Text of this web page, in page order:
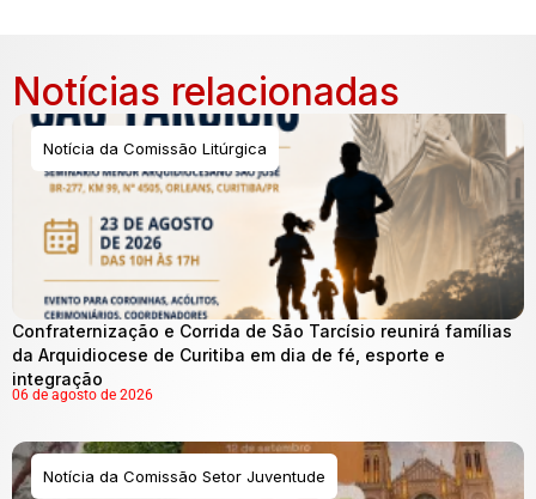
Notícias relacionadas
Notícia da Comissão Litúrgica
Confraternização e Corrida de São Tarcísio reunirá famílias
da Arquidiocese de Curitiba em dia de fé, esporte e
integração
06 de agosto de 2026
Notícia da Comissão Setor Juventude